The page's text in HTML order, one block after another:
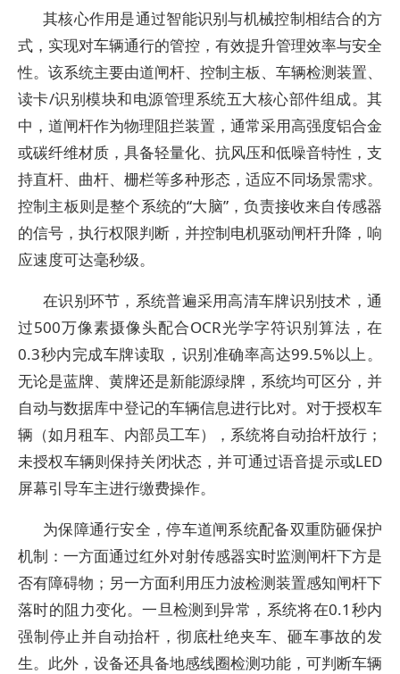
其核心作用是通过智能识别与机械控制相结合的方
式，实现对车辆通行的管控，有效提升管理效率与安全
性。该系统主要由道闸杆、控制主板、车辆检测装置、
读卡/识别模块和电源管理系统五大核心部件组成。其
中，道闸杆作为物理阻拦装置，通常采用高强度铝合金
或碳纤维材质，具备轻量化、抗风压和低噪音特性，支
持直杆、曲杆、栅栏等多种形态，适应不同场景需求。
控制主板则是整个系统的“大脑”，负责接收来自传感器
的信号，执行权限判断，并控制电机驱动闸杆升降，响
应速度可达毫秒级。
在识别环节，系统普遍采用高清车牌识别技术，通
过500万像素摄像头配合OCR光学字符识别算法，在
0.3秒内完成车牌读取，识别准确率高达99.5%以上。
无论是蓝牌、黄牌还是新能源绿牌，系统均可区分，并
自动与数据库中登记的车辆信息进行比对。对于授权车
辆（如月租车、内部员工车），系统将自动抬杆放行；
未授权车辆则保持关闭状态，并可通过语音提示或LED
屏幕引导车主进行缴费操作。
为保障通行安全，停车道闸系统配备双重防砸保护
机制：一方面通过红外对射传感器实时监测闸杆下方是
否有障碍物；另一方面利用压力波检测装置感知闸杆下
落时的阻力变化。一旦检测到异常，系统将在0.1秒内
强制停止并自动抬杆，彻底杜绝夹车、砸车事故的发
生。此外，设备还具备地感线圈检测功能，可判断车辆